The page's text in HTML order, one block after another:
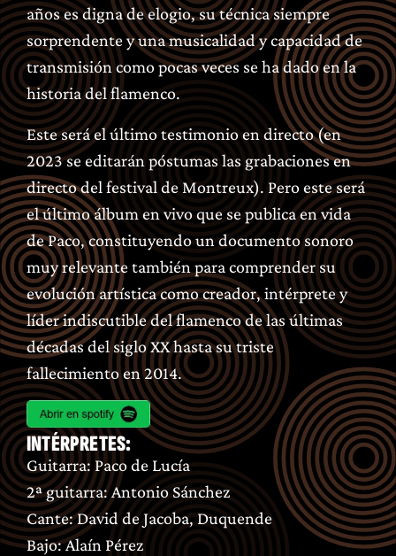
años es digna de elogio, su técnica siempre
sorprendente y una musicalidad y capacidad de
transmisión como pocas veces se ha dado en la
historia del flamenco.
Este será el último testimonio en directo (en
2023 se editarán póstumas las grabaciones en
directo del festival de Montreux). Pero este será
el último álbum en vivo que se publica en vida
de Paco, constituyendo un documento sonoro
muy relevante también para comprender su
evolución artística como creador, intérprete y
líder indiscutible del flamenco de las últimas
décadas del siglo XX hasta su triste
fallecimiento en 2014.
INTÉRPRETES:
Guitarra: Paco de Lucía
2ª guitarra: Antonio Sánchez
Cante: David de Jacoba, Duquende
Bajo: Alaín Pérez